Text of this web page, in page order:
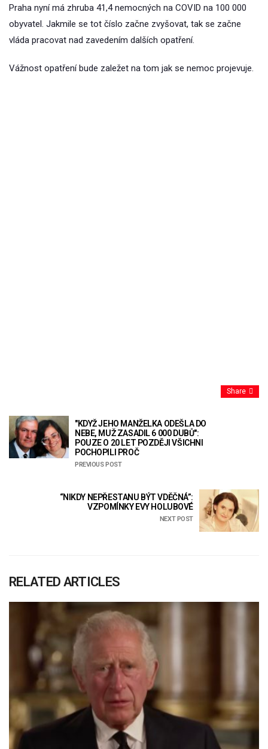
Praha nyní má zhruba 41,4 nemocných na COVID na 100 000
obyvatel. Jakmile se tot číslo začne zvyšovat, tak se začne
vláda pracovat nad zavedením dalších opatření.
Vážnost opatření bude zaležet na tom jak se nemoc projevuje.
Share
"KDYŽ JEHO MANŽELKA ODEŠLA DO
NEBE, MUŽ ZASADIL 6 000 DUBŮ":
POUZE O 20 LET POZDĚJI VŠICHNI
POCHOPILI PROČ
PREVIOUS POST
“NIKDY NEPŘESTANU BÝT VDĚČNÁ”:
VZPOMÍNKY EVY HOLUBOVÉ
NEXT POST
RELATED ARTICLES